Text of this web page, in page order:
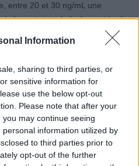
Information
sharing to third parties, or
sensitive information for
use the below opt-out
Please note that after your
may continue seeing
information utilized by
to third parties prior to
opt-out of the further
entre 20 et 30 ng/mL une
mL un statut généralement jugé
le taux de calcium, de
(PTH), qui augmente en
Umschau, il suffit souvent de
par jour, selon la saison, la
maintenir des niveaux
à risque – comme les
celles à peau foncée ou très
digestives, hépatiques ou